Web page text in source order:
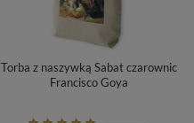
Torba z naszywką Sabat czarownic
Francisco Goya